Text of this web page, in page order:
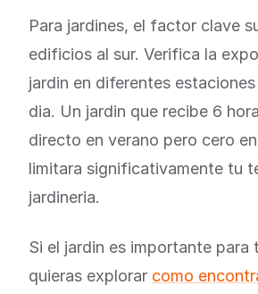
Para jardines, el factor clave
edificios al sur. Verifica la
jardin en diferentes
dia. Un jardin que recibe 6
directo en verano pero cero
limitara significativamente tu
jardineria.
Si el jardin es importante para
quieras explorar como